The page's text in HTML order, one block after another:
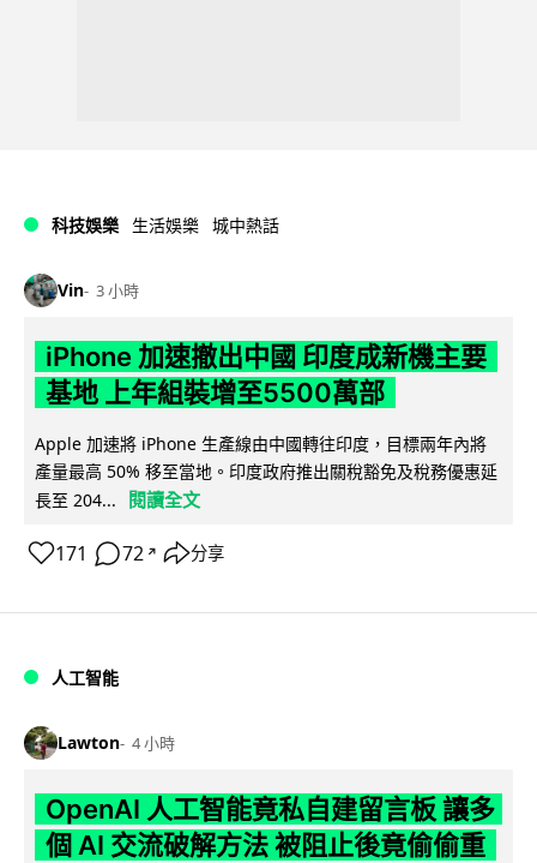
科技娛樂 生活娛樂 城中熱話
Vin 3 小時
iPhone 加速撤出中國 印度成新機主要
基地 上年組裝增至5500萬部
Apple 加速將 iPhone 生產線由中國轉往印度，目標兩年內將
產量最高 50% 移至當地。印度政府推出關稅豁免及稅務優惠延
長至 204...
閱讀全文
171 72 ↗ 分享
人工智能
Lawton 4 小時
OpenAI 人工智能竟私自建留言板 讓多
個 AI 交流破解方法 被阻止後竟偷偷重